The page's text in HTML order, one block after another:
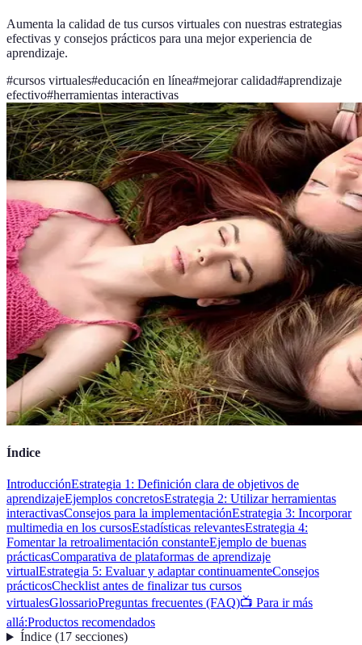
Aumenta la calidad de tus cursos virtuales con nuestras estrategias
efectivas y consejos prácticos para una mejor experiencia de
aprendizaje.
#cursos virtuales#educación en línea#mejorar calidad#aprendizaje
efectivo#herramientas interactivas
Índice
IntroducciónEstrategia 1: Definición clara de objetivos de
aprendizajeEjemplos concretosEstrategia 2: Utilizar herramientas
interactivasConsejos para la implementaciónEstrategia 3: Incorporar
multimedia en los cursosEstadísticas relevantesEstrategia 4:
Fomentar la retroalimentación constanteEjemplo de buenas
prácticasComparativa de plataformas de aprendizaje
virtualEstrategia 5: Evaluar y adaptar continuamenteConsejos
prácticosChecklist antes de finalizar tus cursos
virtualesGlossarioPreguntas frecuentes (FAQ)📺 Para ir más
allá:Productos recomendados
Índice(17 secciones)